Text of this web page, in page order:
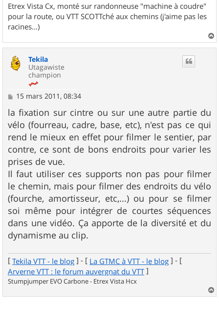
Etrex Vista Cx, monté sur randonneuse "machine à coudre"
pour la route, ou VTT SCOTTché aux chemins (j'aime pas les
racines...)
a
Tekila
Utagawiste
champion
M
s
s
a
g
e
15 mars 2011, 08:34
la fixation sur cintre ou sur une autre partie du
vélo (fourreau, cadre, base, etc), n'est pas ce qui
rend le mieux en effet pour filmer le sentier, par
contre, ce sont de bons endroits pour varier les
prises de vue.
Il faut utiliser ces supports non pas pour filmer
le chemin, mais pour filmer des endroits du vélo
(fourche, amortisseur, etc,...) ou pour se filmer
soi même pour intégrer de courtes séquences
dans une vidéo. Ça apporte de la diversité et du
dynamisme au clip.
[ Tekila VTT - le blog ] - [ La GTMC à VTT - le blog ] - [
Arverne VTT : le forum auvergnat du VTT ]
Stumpjumper EVO Carbone - Etrex Vista Hcx
a